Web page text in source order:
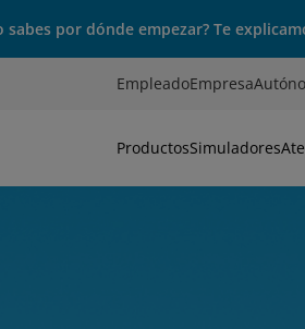
sabes por dónde empezar? Te
EmpleadoEmpresa
ProductosSimuladores